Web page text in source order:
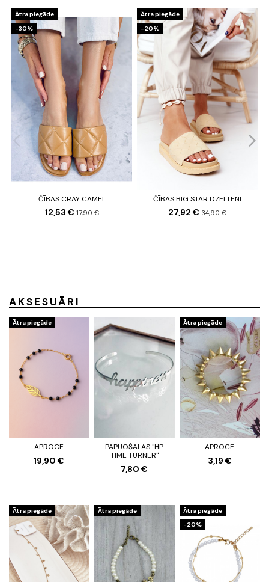
Ātra piegāde
-30%
ČĪBAS CRAY CAMEL
12,53 €17,90 €
Ātra piegāde
-20%
ČĪBAS BIG STAR DZELTENI
27,92 € 34,90 €
AKSESUĀRI
Ātra piegāde
APROCE
19,90 €
PAPUOŠALAS "HP
TIME TURNER"
7,80 €
Ātra piegāde
APROCE
3,19 €
Ātra piegāde Ātra piegāde
Ātra piegāde
-20%